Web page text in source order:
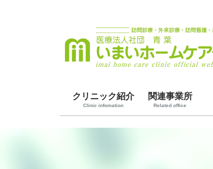
クリニック紹介
Clinic infomation
関連事業所
Related office